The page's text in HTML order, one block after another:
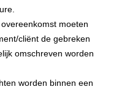
moeten
cliënt de gebreken
omschreven worden
worden binnen een